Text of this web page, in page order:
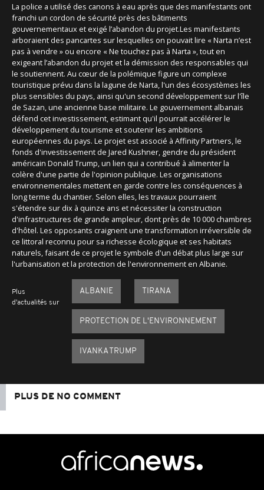
La police a utilisé des canons à eau après que des manifestants ont
franchi un cordon de sécurité près des bâtiments
gouvernementaux et exigé l’abandon du projet.Les manifestants
arboraient des pancartes sur lesquelles on pouvait lire « Narta n’est
pas à vendre » ou encore « Ne touchez pas à Narta », tout en
exigeant l’abandon du projet et la démission des responsables qui
le soutiennent. Au cœur de la polémique figure un complexe
touristique prévu dans la lagune de Narta, l'un des écosystèmes les
plus sensibles du pays, ainsi qu'un second développement sur l'île
de Sazan, une ancienne base militaire. Le gouvernement albanais
défend cet investissement, estimant qu'il pourrait accélérer le
développement du tourisme et soutenir les ambitions
européennes du pays. Le projet est associé à Affinity Partners, le
fonds d'investissement de Jared Kushner, gendre du président
américain Donald Trump, un lien qui a contribué à alimenter la
colère d'une partie de l'opinion publique. Les organisations
environnementales mettent en garde contre les conséquences à
long terme du chantier. Selon elles, les travaux pourraient
s'étendre sur dix à quinze ans et nécessiter la construction
d'infrastructures de grande ampleur, dont près de 10 000 chambres
d'hôtel. Les opposants craignent une transformation irréversible de
ce littoral reconnu pour sa richesse écologique et ses habitats
naturels, faisant de ce projet le symbole d'un débat plus large sur
l'urbanisation et la protection de l'environnement en Albanie.
Plus
d'actualités sur
ALBANIE TIRANA
PROTECTION DE L'ENVIRONNEMENT
IVANKA TRUMP
PLUS DE NO COMMENT